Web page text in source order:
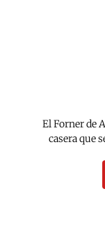
El Forner de
casera que